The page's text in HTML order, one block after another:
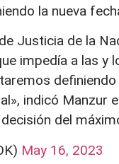
la nueva
Justicia de la
impedía a las y
indicó Manzur
del
May 16, 2023